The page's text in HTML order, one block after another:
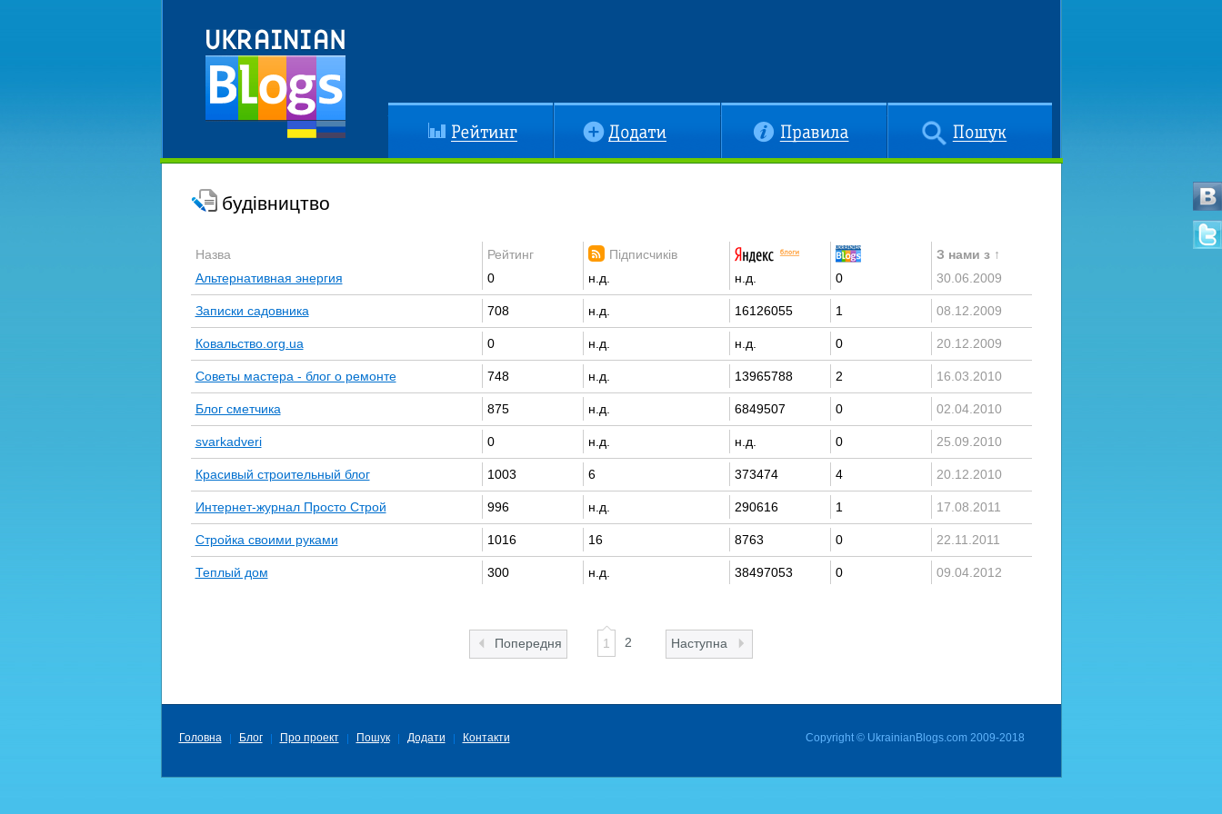
Рейтинг Додати Правила Пошук
будівництво
Назва Рейтинг Підписчиків
З нами з ↑
Альтернативная энергия
0 н.д. н.д. 0 30.06.2009
Записки садовника 708 н.д. 16126055 1 08.12.2009
Ковальство.org.ua 0 н.д. н.д. 0 20.12.2009
Советы мастера - блог о ремонте 748 н.д. 13965788 2 16.03.2010
Блог сметчика 875 н.д. 6849507 0 02.04.2010
svarkadveri 0 н.д. н.д. 0 25.09.2010
Красивый строительный блог 1003 6 373474 4 20.12.2010
Интернет-журнал Просто Строй 996 н.д. 290616 1 17.08.2011
Стройка своими руками 1016 16 8763 0 22.11.2011
Теплый дом 300 н.д. 38497053 0 09.04.2012
Попередня 1 2 Наступна
Головна Блог Про проект Пошук Додати Контакти Copyright © UkrainianBlogs.com 2009-2018